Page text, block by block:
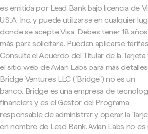
es emitida por Lead Bank bajo licencia de
U.S.A. Inc. y puede utilizarse en cualquier
donde se acepte Visa. Debes tener 18
más para solicitarla. Pueden aplicarse
Consulta el Acuerdo del Titular de la Tarjeta
el sitio web de Avian Labs para más detalles.
Bridge Ventures LLC ("Bridge") no es un
banco. Bridge es una empresa de
financiera y es el Gestor del Programa
responsable de administrar y operar la
en nombre de Lead Bank. Avian Labs no es